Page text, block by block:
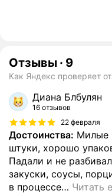
Отзывы · 9
Как Яндекс проверяет
Диана Блбулян
16 отзывов
22 февраля
Достоинства: Милые
штуки, хорошо
Падали и не
закуски, соусы,
в процессе… Читать